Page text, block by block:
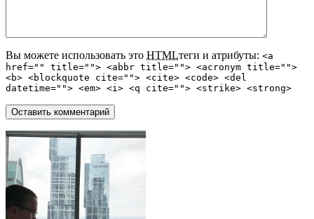
Вы можете использовать это HTMLтеги и атрибуты: <a
href="" title=""> <abbr title=""> <acronym title="">
<b> <blockquote cite=""> <cite> <code> <del
datetime=""> <em> <i> <q cite=""> <strike> <strong>